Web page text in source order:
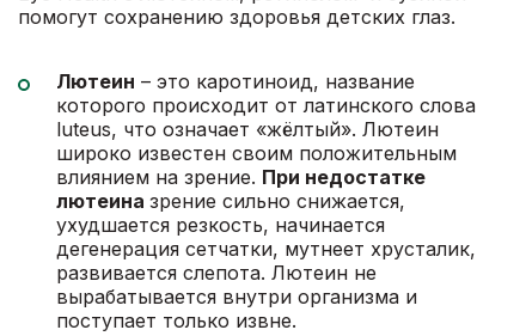
помогут сохранению здоровья детских глаз.
Лютеин – это каротиноид, название
которого происходит от латинского слова
luteus, что означает «жёлтый». Лютеин
широко известен своим положительным
влиянием на зрение. При недостатке
лютеина зрение сильно снижается,
ухудшается резкость, начинается
дегенерация сетчатки, мутнеет хрусталик,
развивается слепота. Лютеин не
вырабатывается внутри организма и
поступает только извне.